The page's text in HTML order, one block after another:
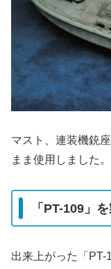
マスト、連装機銃
まま使用しました。
「PT-109」
出来上がった「